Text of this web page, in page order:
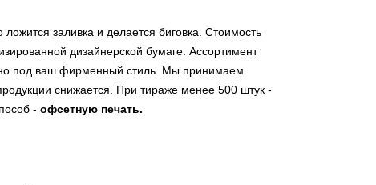
заливка и делается биговка. Стоимость
дизайнерской бумаге. Ассортимент
под ваш фирменный стиль. Мы принимаем
снижается. При тираже менее 500 штук -
- офсетную печать.